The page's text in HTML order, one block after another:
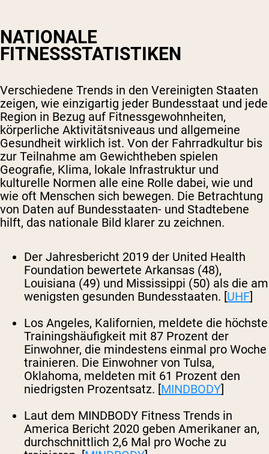
NATIONALE
FITNESSSTATISTIKEN
Verschiedene Trends in den Vereinigten Staaten
zeigen, wie einzigartig jeder Bundesstaat und jede
Region in Bezug auf Fitnessgewohnheiten,
körperliche Aktivitätsniveaus und allgemeine
Gesundheit wirklich ist. Von der Fahrradkultur bis
zur Teilnahme am Gewichtheben spielen
Geografie, Klima, lokale Infrastruktur und
kulturelle Normen alle eine Rolle dabei, wie und
wie oft Menschen sich bewegen. Die Betrachtung
von Daten auf Bundesstaaten- und Stadtebene
hilft, das nationale Bild klarer zu zeichnen.
Der Jahresbericht 2019 der United Health
Foundation bewertete Arkansas (48),
Louisiana (49) und Mississippi (50) als die am
wenigsten gesunden Bundesstaaten. [UHF]
Los Angeles, Kalifornien, meldete die höchste
Trainingshäufigkeit mit 87 Prozent der
Einwohner, die mindestens einmal pro Woche
trainieren. Die Einwohner von Tulsa,
Oklahoma, meldeten mit 61 Prozent den
niedrigsten Prozentsatz. [MINDBODY]
Laut dem MINDBODY Fitness Trends in
America Bericht 2020 geben Amerikaner an,
durchschnittlich 2,6 Mal pro Woche zu